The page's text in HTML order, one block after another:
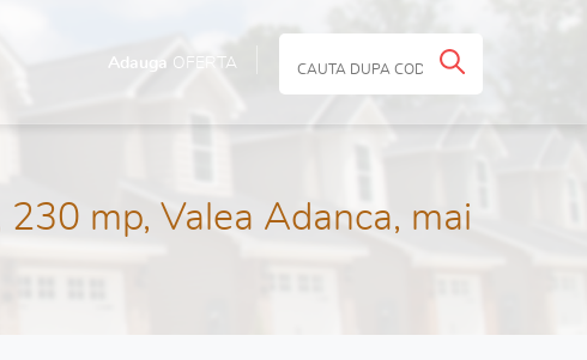
Adauga OFERTA
mp, Valea Adanca, mai